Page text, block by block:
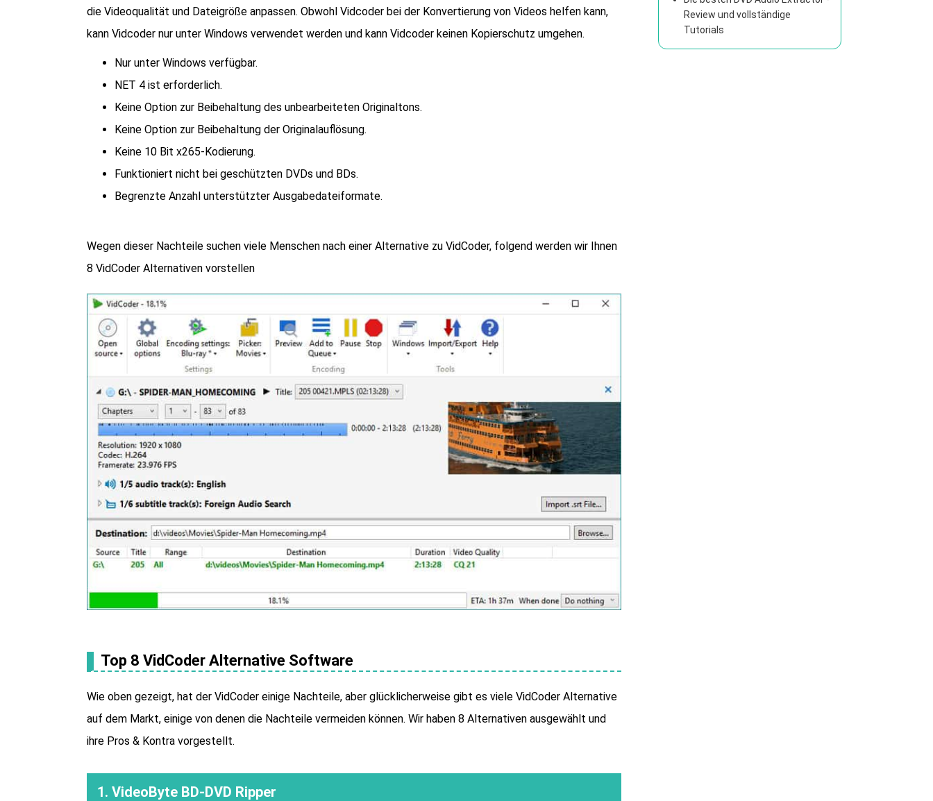
die Videoqualität und Dateigröße anpassen. Obwohl Vidcoder bei der Konvertierung von Videos helfen kann,
kann Vidcoder nur unter Windows verwendet werden und kann Vidcoder keinen Kopierschutz umgehen.
Nur unter Windows verfügbar.
NET 4 ist erforderlich.
Keine Option zur Beibehaltung des unbearbeiteten Originaltons.
Keine Option zur Beibehaltung der Originalauflösung.
Keine 10 Bit x265-Kodierung.
Funktioniert nicht bei geschützten DVDs und BDs.
Begrenzte Anzahl unterstützter Ausgabedateiformate.
Wegen dieser Nachteile suchen viele Menschen nach einer Alternative zu VidCoder, folgend werden wir Ihnen
8 VidCoder Alternativen vorstellen
Top 8 VidCoder Alternative Software
Wie oben gezeigt, hat der VidCoder einige Nachteile, aber glücklicherweise gibt es viele VidCoder Alternative
auf dem Markt, einige von denen die Nachteile vermeiden können. Wir haben 8 Alternativen ausgewählt und
ihre Pros & Kontra vorgestellt.
1. VideoByte BD-DVD Ripper
Review und vollständige
Tutorials